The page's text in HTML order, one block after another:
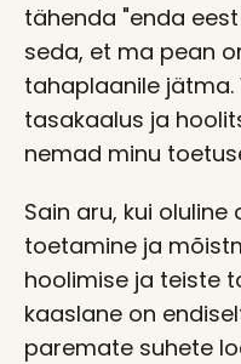
tähenda "enda
seda, et ma pean
tahaplaanile jätma.
tasakaalus ja
nemad minu
Sain aru, kui
toetamine ja
hoolimise ja teiste
kaaslane on
paremate suhete